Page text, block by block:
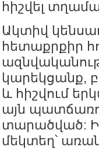
հիշվել
Ակտիվ
հետաքրքիր
կարեկցանք,
և հիշվում
այն
տարածված:
մեկտեղ՝